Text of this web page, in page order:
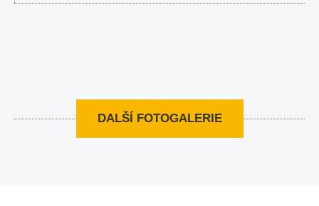
DALŠÍ FOTOGALERIE